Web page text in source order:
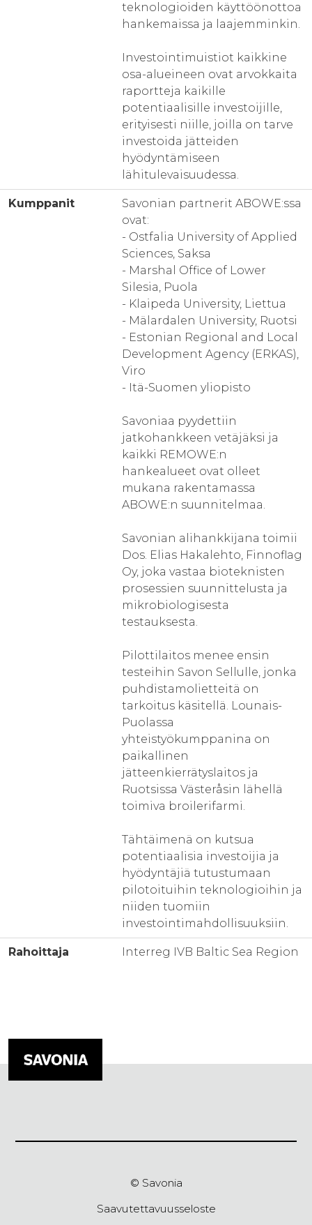
teknologioiden käyttöönottoa
hankemaissa ja laajemminkin.
Investointimuistiot kaikkine
osa-alueineen ovat arvokkaita
raportteja kaikille
potentiaalisille investoijille,
erityisesti niille, joilla on tarve
investoida jätteiden
hyödyntämiseen
lähitulevaisuudessa.
Kumppanit
Savonian partnerit ABOWE:ssa
ovat:
- Ostfalia University of Applied
Sciences, Saksa
- Marshal Office of Lower
Silesia, Puola
- Klaipeda University, Liettua
- Mälardalen University, Ruotsi
- Estonian Regional and Local
Development Agency (ERKAS),
Viro
- Itä-Suomen yliopisto
Savoniaa pyydettiin
jatkohankkeen vetäjäksi ja
kaikki REMOWE:n
hankealueet ovat olleet
mukana rakentamassa
ABOWE:n suunnitelmaa.
Savonian alihankkijana toimii
Dos. Elias Hakalehto, Finnoflag
Oy, joka vastaa bioteknisten
prosessien suunnittelusta ja
mikrobiologisesta
testauksesta.
Pilottilaitos menee ensin
testeihin Savon Sellulle, jonka
puhdistamolietteitä on
tarkoitus käsitellä. Lounais-
Puolassa
yhteistyökumppanina on
paikallinen
jätteenkierrätyslaitos ja
Ruotsissa Västeråsin lähellä
toimiva broilerifarmi.
Tähtäimenä on kutsua
potentiaalisia investoijia ja
hyödyntäjiä tutustumaan
pilotoituihin teknologioihin ja
niiden tuomiin
investointimahdollisuuksiin.
Rahoittaja Interreg IVB Baltic Sea Region
© Savonia
Saavutettavuusseloste